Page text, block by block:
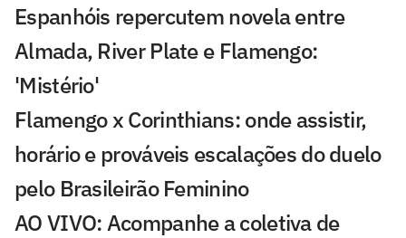
Espanhóis repercutem novela entre
Almada, River Plate e Flamengo:
'Mistério'
Flamengo x Corinthians: onde assistir,
horário e prováveis escalações do duelo
pelo Brasileirão Feminino
AO VIVO: Acompanhe a coletiva de